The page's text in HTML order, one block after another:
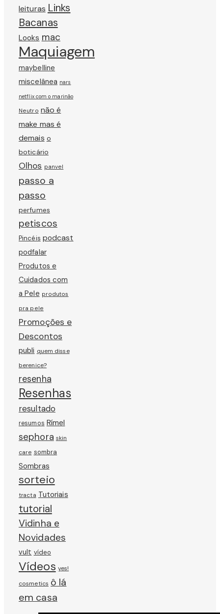
leituras Links
Bacanas
Looks mac
Maquiagem
maybelline
miscelânea nars
netflix com o marinão
Neutro não é
make mas é
demais o
boticário
Olhos panvel
passo a
passo
perfumes
petiscos
Pincéis podcast
podfalar
Produtos e
Cuidados com
a Pele produtos
pra pele
Promoções e
Descontos
publi quem disse
berenice?
resenha
Resenhas
resultado
resumos Rímel
sephora skin
care sombra
Sombras
sorteio
tracta Tutoriais
tutorial
Vidinha e
Novidades
vult vídeo
Vídeos yes!
cosmetics ô lá
em casa